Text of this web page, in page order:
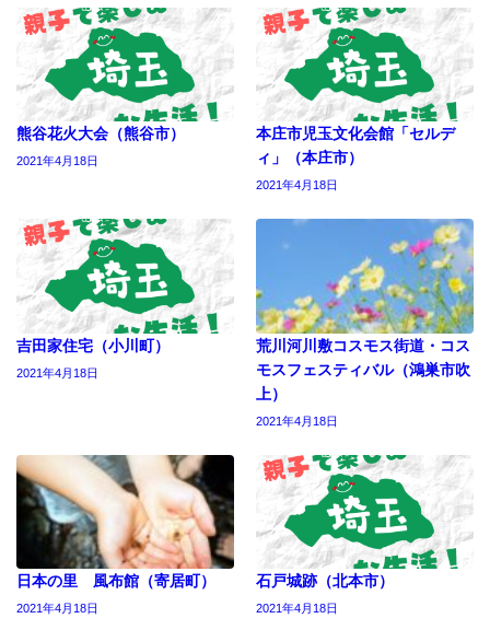
熊谷花火大会（熊谷市）
2021年4月18日
本庄市児玉文化会館「セルデ
ィ」（本庄市）
2021年4月18日
吉田家住宅（小川町）
2021年4月18日
荒川河川敷コスモス街道・コス
モスフェスティバル（鴻巣市吹
上）
2021年4月18日
日本の里 風布館（寄居町）
2021年4月18日
石戸城跡（北本市）
2021年4月18日